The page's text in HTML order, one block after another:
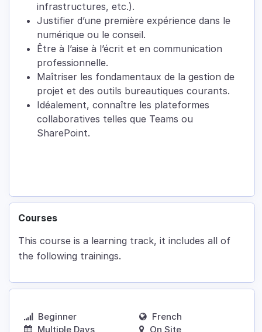
infrastructures, etc.).
Justifier d’une première expérience dans le
numérique ou le conseil.
Être à l’aise à l’écrit et en communication
professionnelle.
Maîtriser les fondamentaux de la gestion de
projet et des outils bureautiques courants.
Idéalement, connaître les plateformes
collaboratives telles que Teams ou
SharePoint.
Courses
This course is a learning track, it includes all of
the following trainings.
Beginner
Multiple Days
French
On Site